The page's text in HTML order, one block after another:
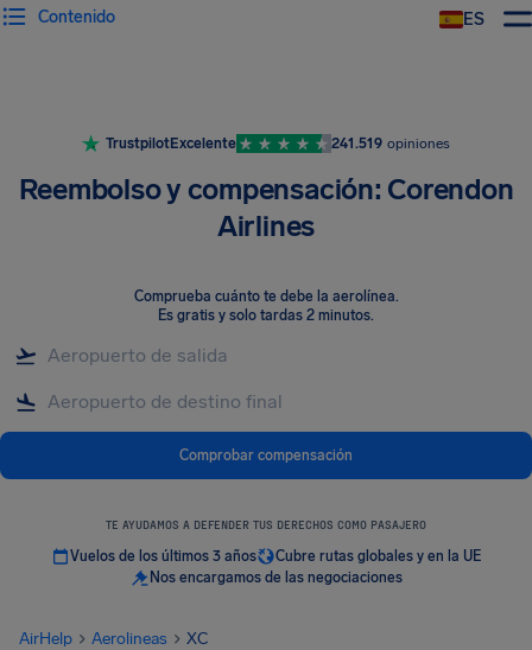
ES
Contenido
TrustpilotExcelente 241.519 opiniones
Reembolso y compensación: Corendon
Airlines
Comprueba cuánto te debe la aerolínea.
Es gratis y solo tardas 2 minutos.
Comprobar compensación
TE AYUDAMOS A DEFENDER TUS DERECHOS COMO PASAJERO
Vuelos de los últimos 3 años
Cubre rutas globales y en la UE
Nos encargamos de las negociaciones
AirHelp Aerolineas XC